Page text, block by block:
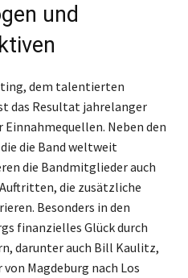
und
dem talentierten
das Resultat jahrelanger
Neben den
die Band weltweit
die Bandmitglieder auch
die zusätzliche
Besonders in den
finanzielles Glück durch
darunter auch Bill Kaulitz,
Magdeburg nach Los